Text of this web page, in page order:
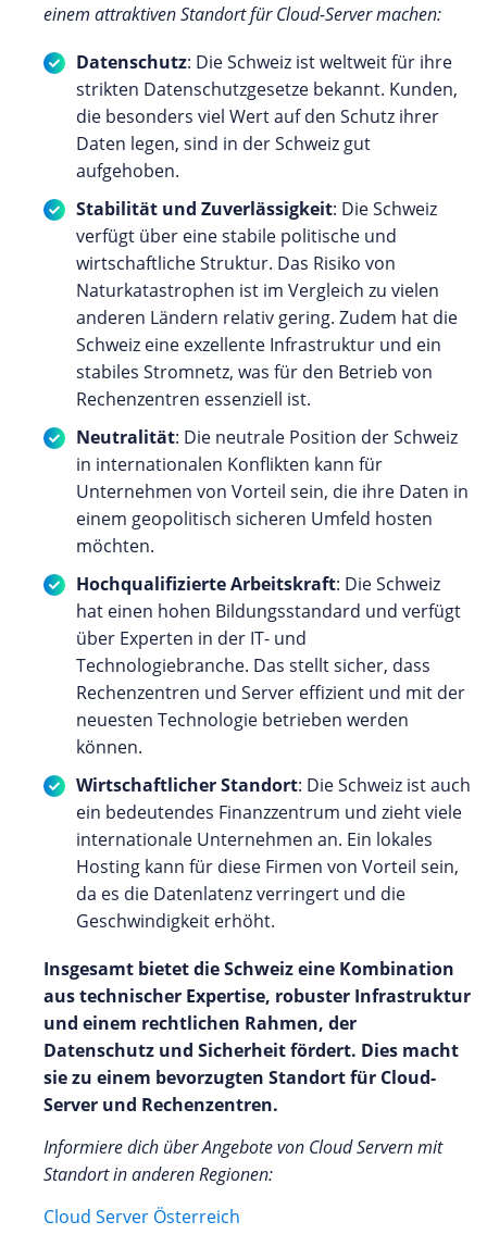
einem attraktiven Standort für Cloud-Server machen:
Datenschutz: Die Schweiz ist weltweit für ihre
strikten Datenschutzgesetze bekannt. Kunden,
die besonders viel Wert auf den Schutz ihrer
Daten legen, sind in der Schweiz gut
aufgehoben.
Stabilität und Zuverlässigkeit: Die Schweiz
verfügt über eine stabile politische und
wirtschaftliche Struktur. Das Risiko von
Naturkatastrophen ist im Vergleich zu vielen
anderen Ländern relativ gering. Zudem hat die
Schweiz eine exzellente Infrastruktur und ein
stabiles Stromnetz, was für den Betrieb von
Rechenzentren essenziell ist.
Neutralität: Die neutrale Position der Schweiz
in internationalen Konflikten kann für
Unternehmen von Vorteil sein, die ihre Daten in
einem geopolitisch sicheren Umfeld hosten
möchten.
Hochqualifizierte Arbeitskraft: Die Schweiz
hat einen hohen Bildungsstandard und verfügt
über Experten in der IT- und
Technologiebranche. Das stellt sicher, dass
Rechenzentren und Server effizient und mit der
neuesten Technologie betrieben werden
können.
Wirtschaftlicher Standort: Die Schweiz ist auch
ein bedeutendes Finanzzentrum und zieht viele
internationale Unternehmen an. Ein lokales
Hosting kann für diese Firmen von Vorteil sein,
da es die Datenlatenz verringert und die
Geschwindigkeit erhöht.
Insgesamt bietet die Schweiz eine Kombination
aus technischer Expertise, robuster Infrastruktur
und einem rechtlichen Rahmen, der
Datenschutz und Sicherheit fördert. Dies macht
sie zu einem bevorzugten Standort für Cloud-
Server und Rechenzentren.
Informiere dich über Angebote von Cloud Servern mit
Standort in anderen Regionen:
Cloud Server Österreich